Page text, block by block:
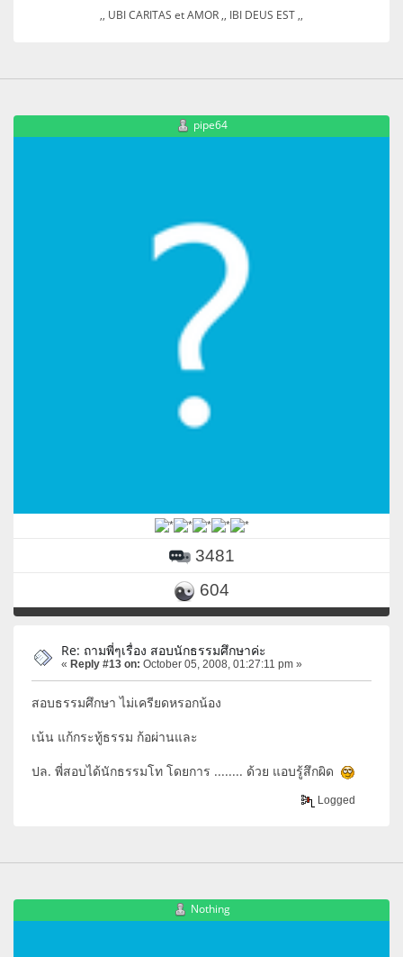
,, UBI CARITAS et AMOR ,, IBI DEUS EST ,,
pipe64
3481
604
Re: ถามพี่ๆเรื่อง สอบนักธรรมศึกษาค่ะ
« Reply #13 on: October 05, 2008, 01:27:11 pm »
สอบธรรมศึกษา ไม่เครียดหรอกน้อง
เน้น แก้กระทู้ธรรม ก้อผ่านและ
ปล. พี่สอบได้นักธรรมโท โดยการ ........ ด้วย แอบรู้สึกผิด
Logged
Nothing